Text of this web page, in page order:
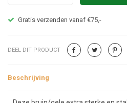
Gratis verzenden vanaf €75,-
DEEL DIT PRODUCT
Beschrijving